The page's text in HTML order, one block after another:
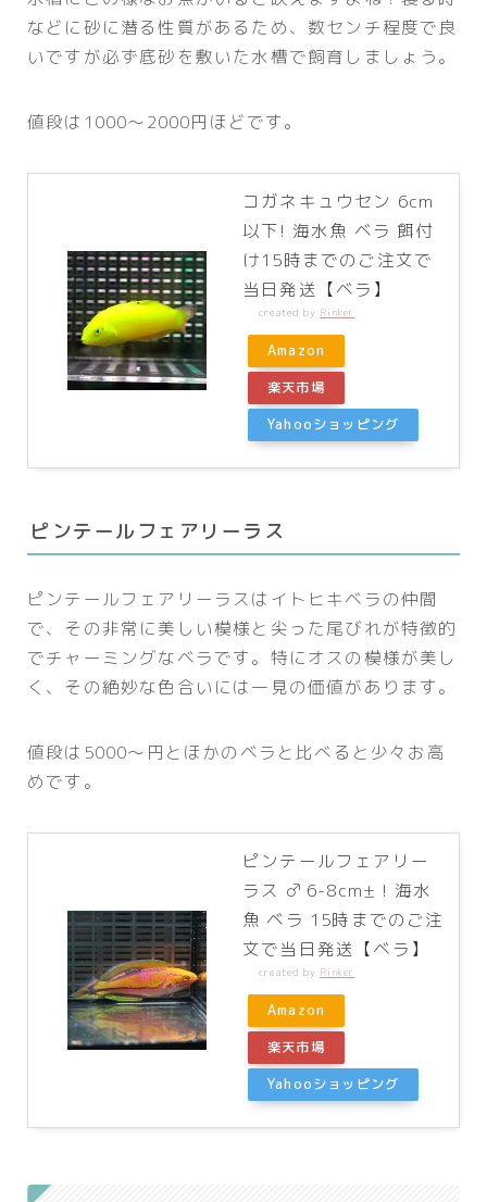
などに砂に潜る性質があるため、数センチ程度で良
いですが必ず底砂を敷いた水槽で飼育しましょう。
値段は1000～2000円ほどです。
コガネキュウセン 6cm
以下! 海水魚 ベラ 餌付
け15時までのご注文で
当日発送【ベラ】
created by Rinker
Amazon
楽天市場
Yahooショッピング
ピンテールフェアリーラス
ピンテールフェアリーラスはイトヒキベラの仲間
で、その非常に美しい模様と尖った尾びれが特徴的
でチャーミングなベラです。特にオスの模様が美し
く、その絶妙な色合いには一見の価値があります。
値段は5000～円とほかのベラと比べると少々お高
めです。
ピンテールフェアリー
ラス ♂ 6-8cm± ! 海水
魚 ベラ 15時までのご注
文で当日発送【ベラ】
created by Rinker
Amazon
楽天市場
Yahooショッピング